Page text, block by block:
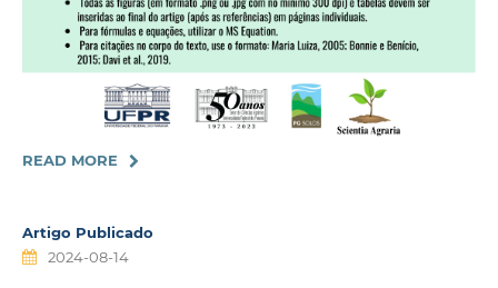
READ MORE
Artigo Publicado
2024-08-14